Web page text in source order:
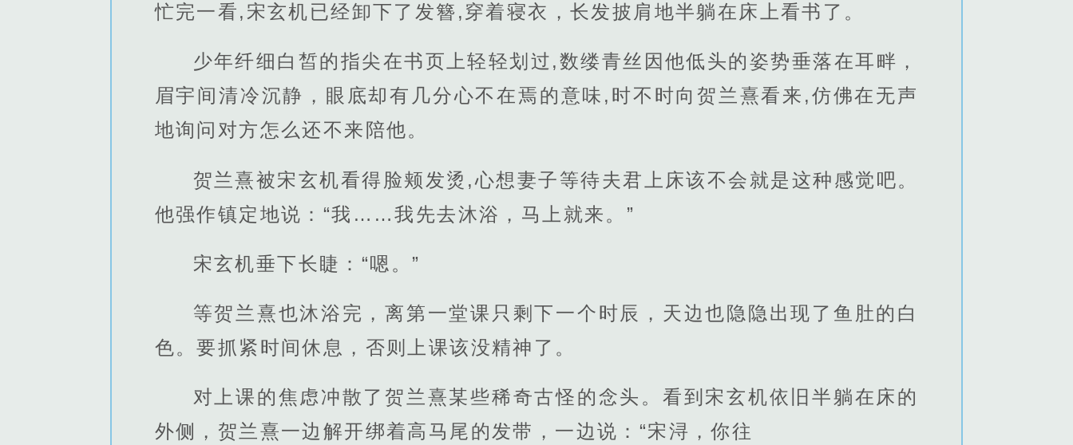
忙完一看,宋玄机已经卸下了发簪,穿着寝衣，长发披肩地半躺在床上看书了。
少年纤细白皙的指尖在书页上轻轻划过,数缕青丝因他低头的姿势垂落在耳畔，
眉宇间清冷沉静，眼底却有几分心不在焉的意味,时不时向贺兰熹看来,仿佛在无声
地询问对方怎么还不来陪他。
贺兰熹被宋玄机看得脸颊发烫,心想妻子等待夫君上床该不会就是这种感觉吧。
他强作镇定地说：“我……我先去沐浴，马上就来。”
宋玄机垂下长睫：“嗯。”
等贺兰熹也沐浴完，离第一堂课只剩下一个时辰，天边也隐隐出现了鱼肚的白
色。要抓紧时间休息，否则上课该没精神了。
对上课的焦虑冲散了贺兰熹某些稀奇古怪的念头。看到宋玄机依旧半躺在床的
外侧，贺兰熹一边解开绑着高马尾的发带，一边说：“宋浔，你往